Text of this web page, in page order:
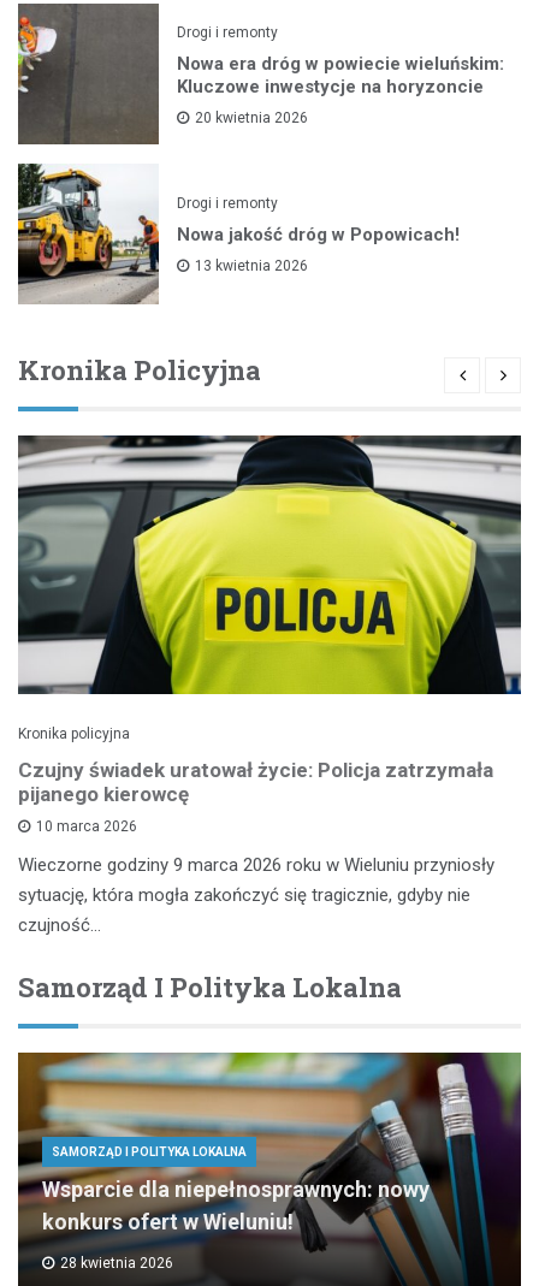
Drogi i remonty
Nowa era dróg w powiecie wieluńskim:
Kluczowe inwestycje na horyzoncie
20 kwietnia 2026
Drogi i remonty
Nowa jakość dróg w Popowicach!
13 kwietnia 2026
Kronika Policyjna
Kronika policyjna
Czujny świadek uratował życie: Policja zatrzymała
pijanego kierowcę
10 marca 2026
Wieczorne godziny 9 marca 2026 roku w Wieluniu przyniosły
sytuację, która mogła zakończyć się tragicznie, gdyby nie
czujność…
Samorząd I Polityka Lokalna
SAMORZĄD I POLITYKA LOKALNA
Wsparcie dla niepełnosprawnych: nowy
konkurs ofert w Wieluniu!
28 kwietnia 2026